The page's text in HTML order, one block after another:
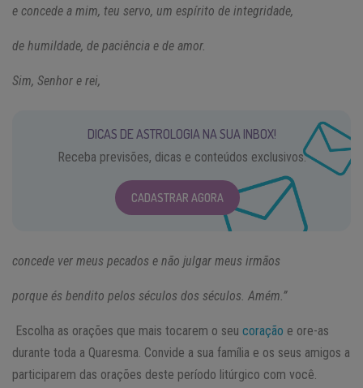
e concede a mim, teu servo, um espírito de integridade,
de humildade, de paciência e de amor.
Sim, Senhor e rei,
DICAS DE ASTROLOGIA NA SUA INBOX!
Receba previsões, dicas e conteúdos exclusivos.
CADASTRAR AGORA
concede ver meus pecados e não julgar meus irmãos
porque és bendito pelos séculos dos séculos. Amém.”
Escolha as orações que mais tocarem o seu coração e ore-as
durante toda a Quaresma. Convide a sua família e os seus amigos a
participarem das orações deste período litúrgico com você.